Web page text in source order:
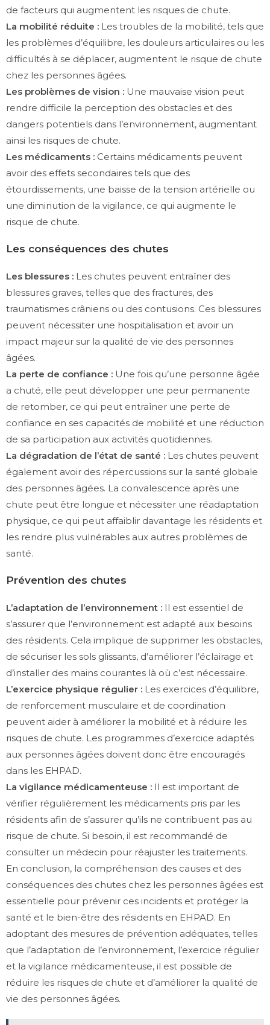
de facteurs qui augmentent les risques de chute.
La mobilité réduite : Les troubles de la mobilité, tels que
les problèmes d’équilibre, les douleurs articulaires ou les
difficultés à se déplacer, augmentent le risque de chute
chez les personnes âgées.
Les problèmes de vision : Une mauvaise vision peut
rendre difficile la perception des obstacles et des
dangers potentiels dans l’environnement, augmentant
ainsi les risques de chute.
Les médicaments : Certains médicaments peuvent
avoir des effets secondaires tels que des
étourdissements, une baisse de la tension artérielle ou
une diminution de la vigilance, ce qui augmente le
risque de chute.
Les conséquences des chutes
Les blessures : Les chutes peuvent entraîner des
blessures graves, telles que des fractures, des
traumatismes crâniens ou des contusions. Ces blessures
peuvent nécessiter une hospitalisation et avoir un
impact majeur sur la qualité de vie des personnes
âgées.
La perte de confiance : Une fois qu’une personne âgée
a chuté, elle peut développer une peur permanente
de retomber, ce qui peut entraîner une perte de
confiance en ses capacités de mobilité et une réduction
de sa participation aux activités quotidiennes.
La dégradation de l’état de santé : Les chutes peuvent
également avoir des répercussions sur la santé globale
des personnes âgées. La convalescence après une
chute peut être longue et nécessiter une réadaptation
physique, ce qui peut affaiblir davantage les résidents et
les rendre plus vulnérables aux autres problèmes de
santé.
Prévention des chutes
L’adaptation de l’environnement : Il est essentiel de
s’assurer que l’environnement est adapté aux besoins
des résidents. Cela implique de supprimer les obstacles,
de sécuriser les sols glissants, d’améliorer l’éclairage et
d’installer des mains courantes là où c’est nécessaire.
L’exercice physique régulier : Les exercices d’équilibre,
de renforcement musculaire et de coordination
peuvent aider à améliorer la mobilité et à réduire les
risques de chute. Les programmes d’exercice adaptés
aux personnes âgées doivent donc être encouragés
dans les EHPAD.
La vigilance médicamenteuse : Il est important de
vérifier régulièrement les médicaments pris par les
résidents afin de s’assurer qu’ils ne contribuent pas au
risque de chute. Si besoin, il est recommandé de
consulter un médecin pour réajuster les traitements.
En conclusion, la compréhension des causes et des
conséquences des chutes chez les personnes âgées est
essentielle pour prévenir ces incidents et protéger la
santé et le bien-être des résidents en EHPAD. En
adoptant des mesures de prévention adéquates, telles
que l’adaptation de l’environnement, l’exercice régulier
et la vigilance médicamenteuse, il est possible de
réduire les risques de chute et d’améliorer la qualité de
vie des personnes âgées.